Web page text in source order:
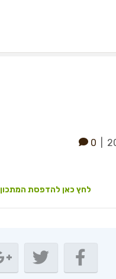
0
לחץ כאן להדפסת המתכון